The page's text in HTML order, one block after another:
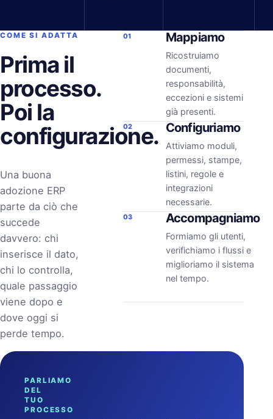
COME SI ADATTA
Prima il
processo.
Poi la
configurazione.
Una buona
adozione ERP
parte da ciò che
succede
davvero: chi
inserisce il dato,
chi lo controlla,
quale passaggio
viene dopo e
dove oggi si
perde tempo.
01 Mappiamo
Ricostruiamo
documenti,
responsabilità,
eccezioni e sistemi
già presenti.
02 Configuriamo
Attiviamo moduli,
permessi, stampe,
listini, regole e
integrazioni
necessarie.
03 Accompagniamo
Formiamo gli utenti,
verifichiamo i flussi e
miglioriamo il sistema
nel tempo.
PARLIAMO
DEL
TUO
PROCESSO